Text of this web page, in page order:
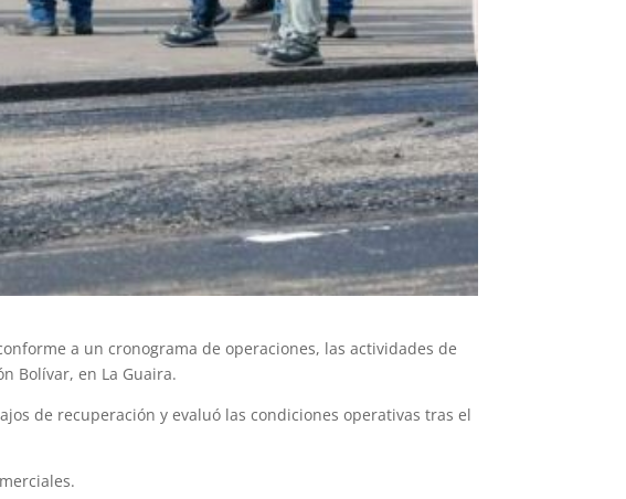
a un cronograma de operaciones, las actividades de
Bolívar, en La Guaira.
de recuperación y evaluó las condiciones operativas tras el